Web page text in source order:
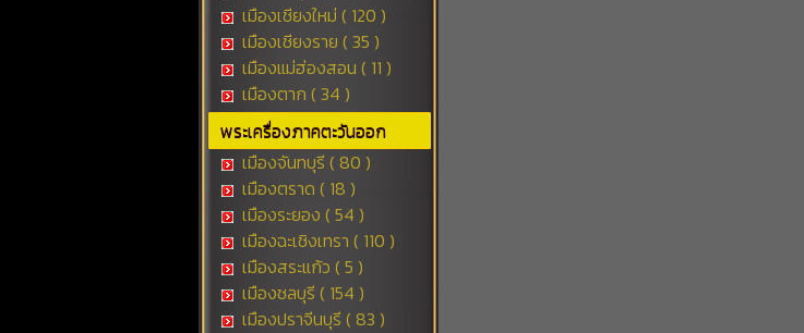
เมืองเชียงใหม่ ( 120 )
เมืองเชียงราย ( 35 )
เมืองแม่ฮ่องสอน ( 11 )
เมืองตาก ( 34 )
พระเครื่องภาคตะวันออก
เมืองจันทบุรี ( 80 )
เมืองตราด ( 18 )
เมืองระยอง ( 54 )
เมืองฉะเชิงเทรา ( 110 )
เมืองสระแก้ว ( 5 )
เมืองชลบุรี ( 154 )
เมืองปราจีนบุรี ( 83 )